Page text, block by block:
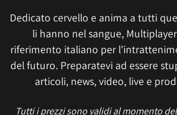
Dedicato cervello e anima a tutti
li hanno nel sangue,
riferimento italiano per
del futuro. Preparatevi ad essere
articoli, news, video, live e
Tutti i prezzi sono validi al momento